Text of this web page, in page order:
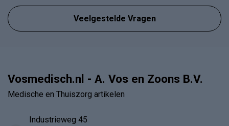
Veelgestelde Vragen
Vosmedisch.nl - A. Vos en Zoons B.V.
Medische en Thuiszorg artikelen
Industrieweg 45